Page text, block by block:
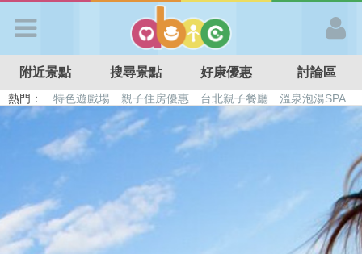
APP登入
首 頁
搜尋景點
好康優惠
附近景點 搜尋景點 好康優惠 討論區
熱門： 特色遊戲場 親子住房優惠 台北親子餐廳
溫泉泡湯SPA
溜滑梯民宿
觀光工廠 日本親子景點